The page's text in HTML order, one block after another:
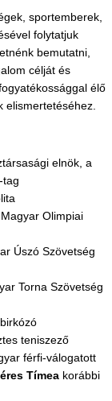
sportemberek,
folytatjuk
bemutatni,
célját és
élő
elismertetéséhez.
elnök, a
tag
Olimpiai
Úszó Szövetség
Torna Szövetség
teniszező
férfi-válogatott
Tímea korábbi